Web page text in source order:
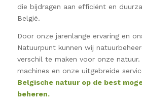
die bijdragen aan efficiënt en
België.
Door onze jarenlange ervaring en
Natuurpunt kunnen wij
verschil te maken voor onze natuur.
machines en onze uitgebreide
Belgische natuur op de best
beheren.